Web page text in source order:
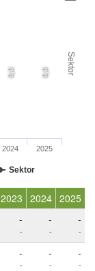
Sektor
0,0 0,0
Sektor
2024 2025
2023 2024 2025
-
-
-
-
-
-
-
-
-
-
-
-